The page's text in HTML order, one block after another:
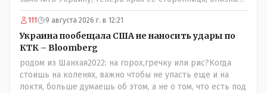
к Трампу. Ну и западные страны тем более, которые
предоставляли Зеленскому убежище, чтоб он бежал и
которые развернулись потом на 180 или 360 градусов,
посмотрев на того, как он не сдался, но ты же там сам
живешь и многое знаешь о тех, на кого работаешь.. Это
просто прагматизм и ничего личного. Победим мы, они
встанут под нас и наоборот и все это понимают..
111 9 августа 2026 г. в 12:21
Украина пообещала США не наносить удары по
КТК – Bloomberg
родом из Шанхая2022: на горох,гречку или рис?Когда
стоишь на коленях, важно чтобы не упасть еще и на
локтя, больше думаешь об этом, а не о том, что есть под